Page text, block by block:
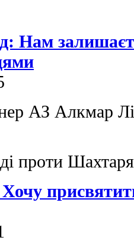
Нам
АЗ Алкмар
проти